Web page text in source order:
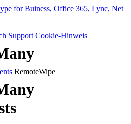
Support Cookie-Hinweis
RemoteWipe